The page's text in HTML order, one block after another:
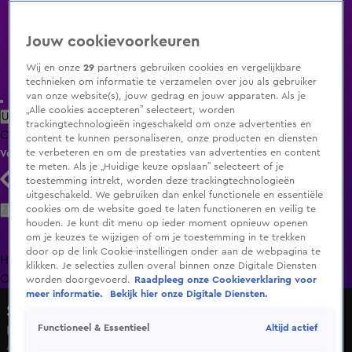
Uitzending Gemist Populaire programma's Zenders Genres
ClipsFilmsRadioSmart TV inlogShop
Volg KIJK
Zoeken
HomeUitzending Gemist Programma's De Bondgenoten
OranjezomerLivestreamsShop
Shownieuws
Kensington hint op terugkeer
4 jan 2025, 14:22
Jouw cookievoorkeuren
Wij en onze29 partners gebruiken cookies en vergelijkbare
technieken om informatie te verzamelen over jou als gebruiker
van onze website(s), jouw gedrag en jouw apparaten. Als je
„Alle cookies accepteren” selecteert, worden
trackingtechnologieën ingeschakeld om onze advertenties en
content te kunnen personaliseren, onze producten en diensten
te verbeteren en om de prestaties van advertenties en content
te meten. Als je „Huidige keuze opslaan” selecteert of je
toestemming intrekt, worden deze trackingtechnologieën
uitgeschakeld. We gebruiken dan enkel functionele en essentiële
cookies om de website goed te laten functioneren en veilig te
houden. Je kunt dit menu op ieder moment opnieuw openen
om je keuzes te wijzigen of om je toestemming in te trekken
door op de link Cookie-instellingen onder aan de webpagina te
klikken. Je selecties zullen overal binnen onze Digitale Diensten
worden doorgevoerd.
Raadpleeg onze Cookieverklaring voor
meer informatie.
Bekijk hier onze Digitale Diensten.
Functioneel & Essentieel Altijd actief